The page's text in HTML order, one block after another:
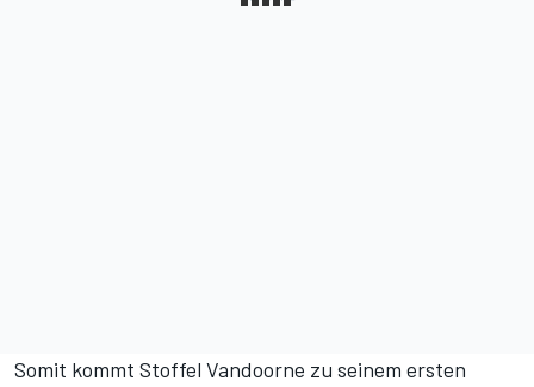
Somit kommt Stoffel Vandoorne zu seinem ersten